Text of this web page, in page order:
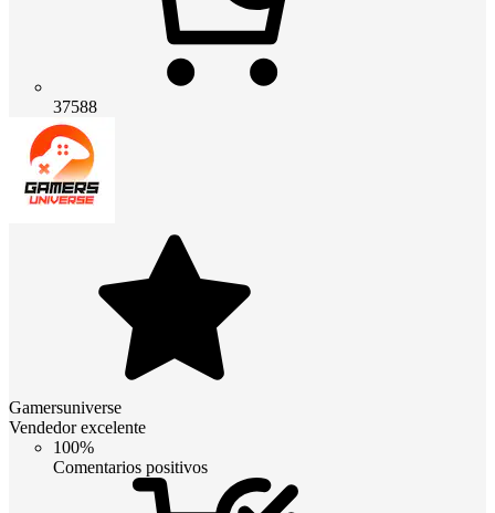
37588
Gamersuniverse
Vendedor excelente
100%
Comentarios positivos